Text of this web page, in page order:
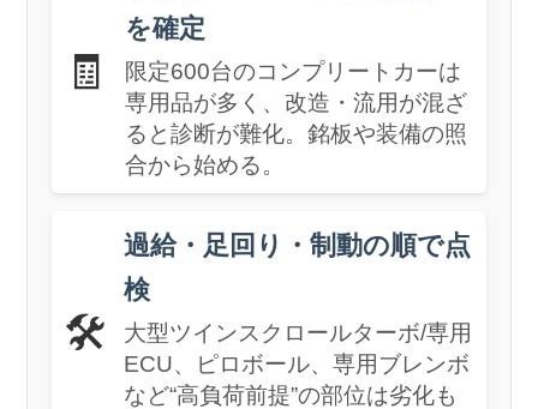
🧾
を確定
限定600台のコンプリートカーは
専用品が多く、改造・流用が混ざ
ると診断が難化。銘板や装備の照
合から始める。
🛠️
過給・足回り・制動の順で点
検
大型ツインスクロールターボ/専用
ECU、ピロボール、専用ブレンボ
など“高負荷前提”の部位は劣化も